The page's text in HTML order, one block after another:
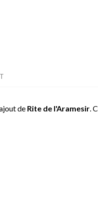
de Rite de l'Aramesir.